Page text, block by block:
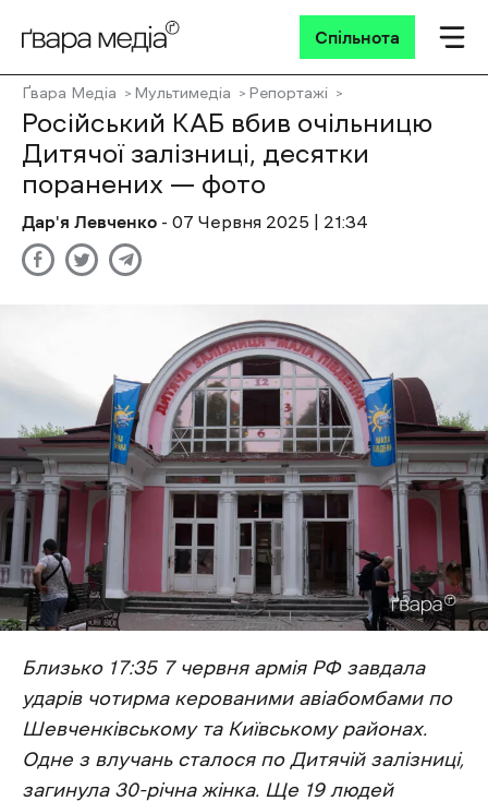
Спільнота
Ґвара Медіа Мультимедіа Репортажі
Російський КАБ вбив очільницю
Дитячої залізниці, десятки
поранених — фото
Дар'я Левченко - 07 Червня 2025 | 21:34
Близько 17:35 7 червня армія РФ завдала
ударів чотирма керованими авіабомбами по
Шевченківському та Київському районах.
Одне з влучань сталося по Дитячій залізниці,
загинула 30-річна жінка. Ще 19 людей